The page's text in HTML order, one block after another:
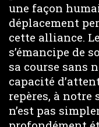
une façon
déplacement
cette alliance.
s’émancipe de
sa course sans
capacité
repères, à notre
n’est pas